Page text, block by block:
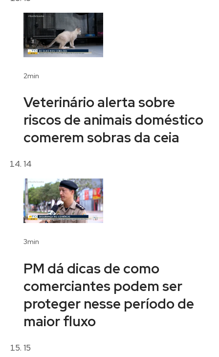
2min
Veterinário alerta sobre
riscos de animais doméstico
comerem sobras da ceia
14
3min
PM dá dicas de como
comerciantes podem ser
proteger nesse período de
maior fluxo
15